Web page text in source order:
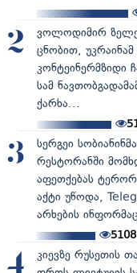
2
ვოლოდიმირ
ცნობით,
კონტეინერმზიდი
სამ
ქარხა...
3
სერგეი
რესტორანში
აფეთქებას
აქტი უწოდა,
არხების
5108
4
კიევზე რუსეთის